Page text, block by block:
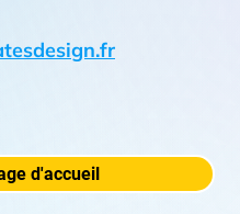
d'accueil